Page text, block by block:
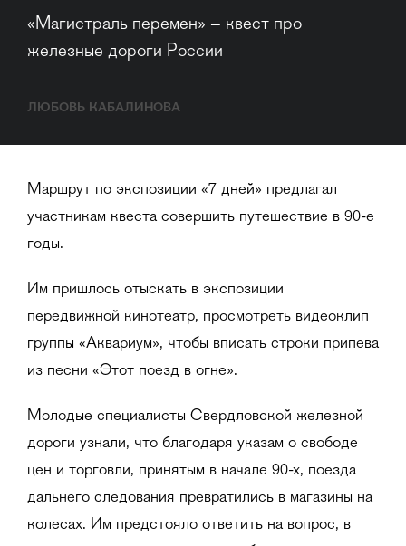
«Магистраль перемен» – квест про
железные дороги России
ЛЮБОВЬ КАБАЛИНОВА
Маршрут по экспозиции «7 дней» предлагал
участникам квеста совершить путешествие в 90-е
годы.
Им пришлось отыскать в экспозиции
передвижной кинотеатр, просмотреть видеоклип
группы «Аквариум», чтобы вписать строки припева
из песни «Этот поезд в огне».
Молодые специалисты Свердловской железной
дороги узнали, что благодаря указам о свободе
цен и торговли, принятым в начале 90-х, поезда
дальнего следования превратились в магазины на
колесах. Им предстояло ответить на вопрос, в